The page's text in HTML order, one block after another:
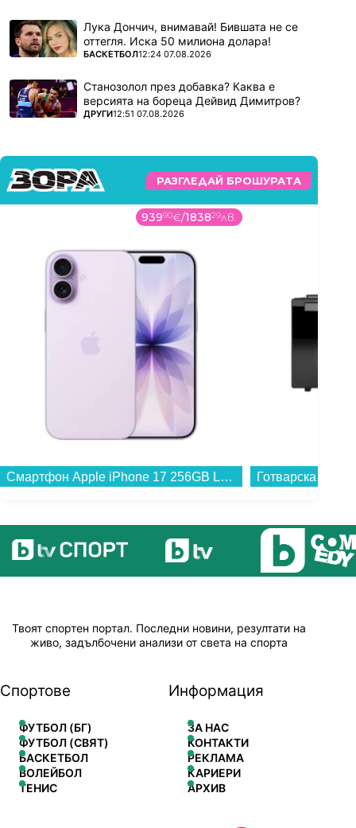
Лука Дончич, внимавай! Бившата не се
оттегля. Иска 50 милиона долара!
ПОВЕЧЕ ОТ
БАСКЕТБОЛ12:24 07.08.2026
Станозолол през добавка? Каква е
версията на бореца Дейвид Димитров?
ПОВЕЧЕ ОТ
ДРУГИ12:51 07.08.2026
РАЗГЛЕДАЙ БРОШУРАТА
93990€/183829лв.
Смартфон Apple iPhone 17 256GB Lavender mg6m4 , 256 GB, 8 GB...
Твоят спортен портал. Последни новини, резултати на
живо, задълбочени анализи от света на спорта
Спортове
ФУТБОЛ (БГ)
ФУТБОЛ (СВЯТ)
БАСКЕТБОЛ
ВОЛЕЙБОЛ
ТЕНИС
Информация
ЗА НАС
КОНТАКТИ
РЕКЛАМА
КАРИЕРИ
АРХИВ